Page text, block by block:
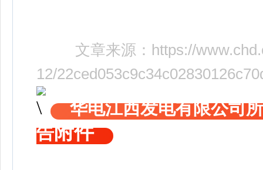
文章来源： https://
12/
华电江西发电有限公司
告附件